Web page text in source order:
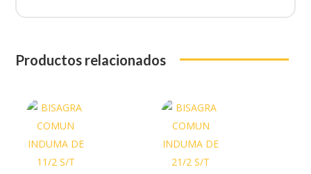
Productos relacionados